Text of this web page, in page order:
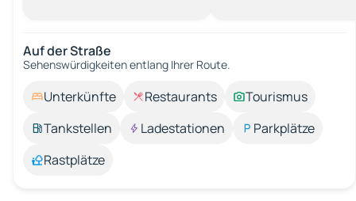
Auf der Straße
Sehenswürdigkeiten entlang Ihrer Route.
Unterkünfte Restaurants
Tourismus
Tankstellen
Ladestationen
Parkplätze
Rastplätze